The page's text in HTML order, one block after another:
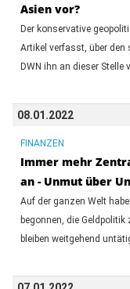
Asien vor?
Der konservative
Artikel verfasst, über
DWN ihn an dieser Stelle
08.01.2022
FINANZEN
Immer mehr
an - Unmut über
Auf der ganzen Welt
begonnen, die
bleiben weitgehend